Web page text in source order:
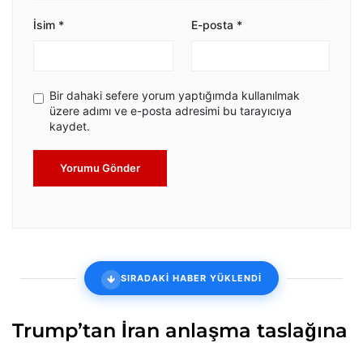
İsim * E-posta *
Bir dahaki sefere yorum yaptığımda kullanılmak
üzere adımı ve e-posta adresimi bu tarayıcıya
kaydet.
Yorumu Gönder
SIRADAKİ HABER YÜKLENDİ
Trump’tan İran anlaşma taslağına